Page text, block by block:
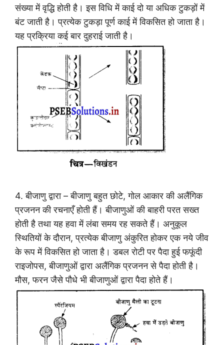
संख्या में वृद्धि होती है। इस विधि में काई दो या अधिक टुकड़ों में
बंट जाती है। प्रत्येक टुकड़ा पूर्ण काई में विकसित हो जाता है।
यह प्रक्रिया कई बार दुहराई जाती है।
4. बीजाणु द्वारा – बीजाणु बहुत छोटे, गोल आकार की अलैंगिक
प्रजनन की रचनाएँ होती हैं। बीजाणुओं की बाहरी परत सख्त
होती है तथा यह हवा में लंबा समय रह सकते हैं। अनुकूल
स्थितियों के दौरान, प्रत्येक बीजाणु अंकुरित होकर एक नये जीव
के रूप में विकसित हो जाता है। डबल रोटी पर पैदा हुई फफूंदी
राइजोपस, बीजाणुओं द्वारा अलैंगिक प्रजनन से पैदा होती है।
मौस, फरन जैसे पौधे भी बीजाणुओं द्वारा पैदा होते हैं।